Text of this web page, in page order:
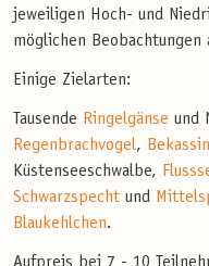
jeweiligen Hoch- und
möglichen Beobachtungen
Einige Zielarten:
Tausende Ringelgänse und
Regenbrachvogel,
Küstenseeschwalbe,
Schwarzspecht und
Blaukehlchen.